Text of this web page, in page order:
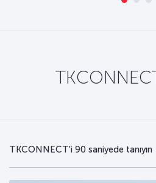
TKCONNECT'i 90 saniyede tanıyın